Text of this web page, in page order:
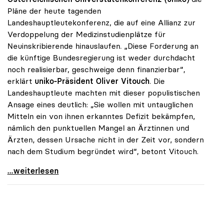
Pläne der heute tagenden
Landeshauptleutekonferenz, die auf eine Allianz zur
Verdoppelung der Medizinstudienplätze für
Neuinskribierende hinauslaufen. „Diese Forderung an
die künftige Bundesregierung ist weder durchdacht
noch realisierbar, geschweige denn finanzierbar“,
erklärt uniko-Präsident Oliver Vitouch. Die
Landeshauptleute machten mit dieser populistischen
Ansage eines deutlich: „Sie wollen mit untauglichen
Mitteln ein von ihnen erkanntes Defizit bekämpfen,
nämlich den punktuellen Mangel an Ärztinnen und
Ärzten, dessen Ursache nicht in der Zeit vor, sondern
nach dem Studium begründet wird“, betont Vitouch.
Vitouch zu Studienplätzen: „Untaugliche Vorschläge
...weiterlesen